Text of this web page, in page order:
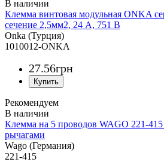
Клемма винтовая модульная ONKA
сечение 2,5мм2, 24 A, 751 В
Onka (Турция)
1010012-ONKA
27.56грн
Рекомендуем
Клемма на 5 проводов WAGO 221-
рычагами
Wago (Германия)
221-415